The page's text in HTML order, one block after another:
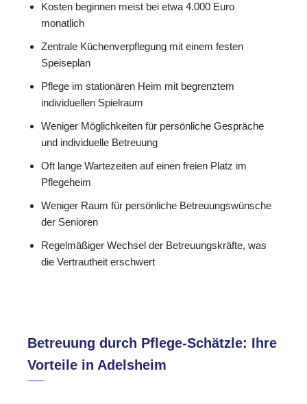
Kosten beginnen meist bei etwa 4.000 Euro
monatlich
Zentrale Küchenverpflegung mit einem festen
Speiseplan
Pflege im stationären Heim mit begrenztem
individuellen Spielraum
Weniger Möglichkeiten für persönliche Gespräche
und individuelle Betreuung
Oft lange Wartezeiten auf einen freien Platz im
Pflegeheim
Weniger Raum für persönliche Betreuungswünsche
der Senioren
Regelmäßiger Wechsel der Betreuungskräfte, was
die Vertrautheit erschwert
Betreuung durch Pflege-Schätzle: Ihre
Vorteile in Adelsheim